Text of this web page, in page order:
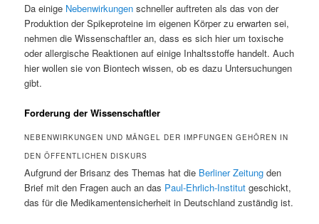
Da einige Nebenwirkungen schneller auftreten als das von der
Produktion der Spikeproteine im eigenen Körper zu erwarten sei,
nehmen die Wissenschaftler an, dass es sich hier um toxische
oder allergische Reaktionen auf einige Inhaltsstoffe handelt. Auch
hier wollen sie von Biontech wissen, ob es dazu Untersuchungen
gibt.
Forderung der Wissenschaftler
NEBENWIRKUNGEN UND MÄNGEL DER IMPFUNGEN GEHÖREN IN
DEN ÖFFENTLICHEN DISKURS
Aufgrund der Brisanz des Themas hat die Berliner Zeitung den
Brief mit den Fragen auch an das Paul-Ehrlich-Institutgeschickt,
das für die Medikamentensicherheit in Deutschland zuständig ist.